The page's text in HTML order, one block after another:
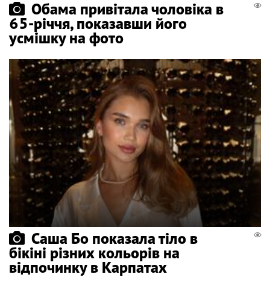
Обама привітала чоловіка в
65-річчя, показавши його
усмішку на фото
Саша Бо показала тіло в
бікіні різних кольорів на
відпочинку в Карпатах